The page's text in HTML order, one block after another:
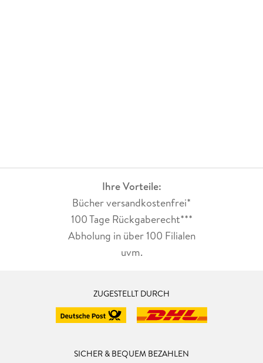
Ihre Vorteile:
Bücher versandkostenfrei*
100 Tage Rückgaberecht***
Abholung in über 100 Filialen
uvm.
ZUGESTELLT DURCH
SICHER & BEQUEM BEZAHLEN